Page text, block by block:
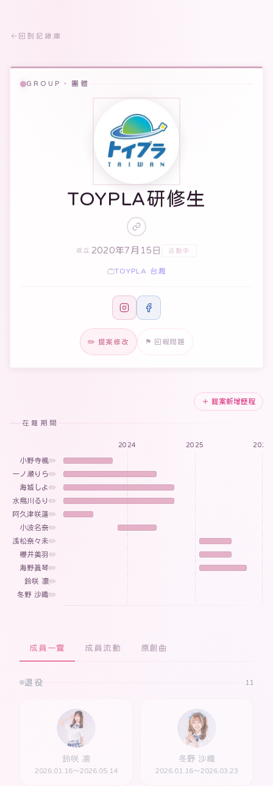
回到記錄庫
GROUP · 團體
TOYPLA研修生
成立 2020年7月15日 活動中
TOYPLA 台灣
✏️ 提案修改 ⚑ 回報問題
＋ 提案新增歷程
在籍期間
2024 2025 2026
小野寺楓✏️
一ノ瀬りら✏️
海城しよ✏️
水鳥川るり✏️
阿久津咲蓮✏️
小波名奈✏️
浅松奈々未✏️
櫻井美羽✏️
海野真琴✏️
鈴咲 凛✏️
冬野 沙織✏️
成員一覽 成員流動 原創曲
退役 11
鈴咲 凛
2026.01.16～2026.05.14
冬野 沙織
2026.01.16～2026.03.23